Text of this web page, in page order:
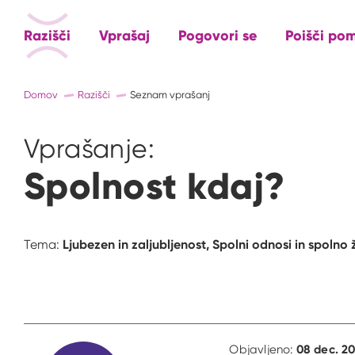
Razišči Vprašaj Pogovori se Poišči
Domov Razišči Seznam vprašanj
Vprašanje:
Spolnost kdaj?
Tema: Ljubezen in zaljubljenost, Spolni odnosi in spolno
Objavljeno: 08 dec.